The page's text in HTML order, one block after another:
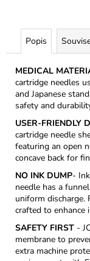
Popis
MEDICAL
cartridge needles
and Japanese
safety and
USER-FRIENDLY
cartridge needle
featuring an open
concave back for
NO INK DUMP- I
needle has a
uniform discharge.
crafted to enhance
SAFETY FIRST -
membrane to
extra machine